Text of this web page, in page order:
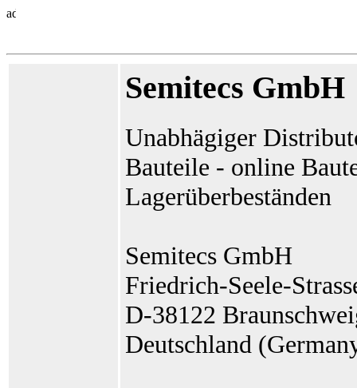
Semitecs GmbH
Unabhägiger
Bauteile - online
Lagerüberbeständen
Semitecs GmbH
Friedrich-Seele-
D-38122
Deutschland